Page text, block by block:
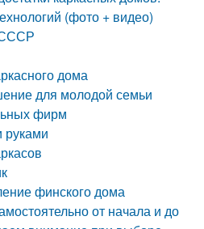
(фото + видео)
дома
для молодой семьи
фирм
руками
финского дома
от начала и до